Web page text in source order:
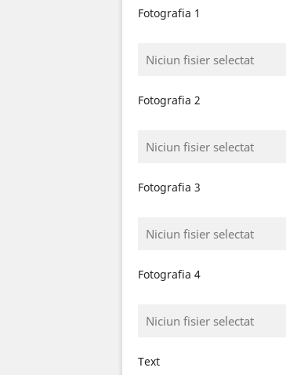
Fotografia 1
Niciun fisier selectat
Fotografia 2
Niciun fisier selectat
Fotografia 3
Niciun fisier selectat
Fotografia 4
Niciun fisier selectat
Text